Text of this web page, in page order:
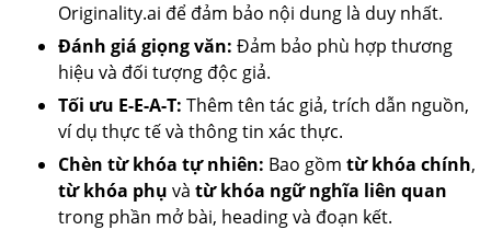
Originality.ai để đảm bảo nội dung là duy nhất.
Đánh giá giọng văn: Đảm bảo phù hợp thương
hiệu và đối tượng độc giả.
Tối ưu E-E-A-T: Thêm tên tác giả, trích dẫn nguồn,
ví dụ thực tế và thông tin xác thực.
Chèn từ khóa tự nhiên: Bao gồmtừ khóa chính,
từ khóa phụ vàtừ khóa ngữ nghĩa liên quan
trong phần mở bài, heading và đoạn kết.